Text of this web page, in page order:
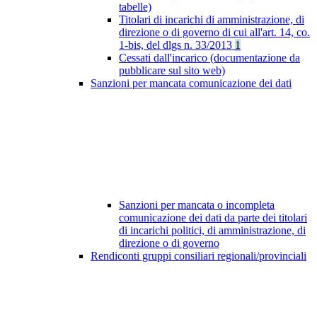
tabelle)
Titolari di incarichi di amministrazione, di
direzione o di governo di cui all'art. 14, co.
1-bis, del dlgs n. 33/2013 1
Cessati dall'incarico (documentazione da
pubblicare sul sito web)
Sanzioni per mancata comunicazione dei dati
Sanzioni per mancata o incompleta
comunicazione dei dati da parte dei titolari
di incarichi politici, di amministrazione, di
direzione o di governo
Rendiconti gruppi consiliari regionali/provinciali